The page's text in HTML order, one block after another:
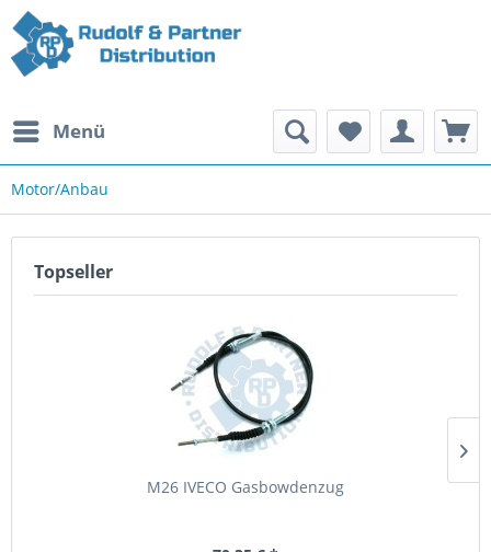
Menü
Motor/Anbau
Topseller
M26 IVECO Gasbowdenzug